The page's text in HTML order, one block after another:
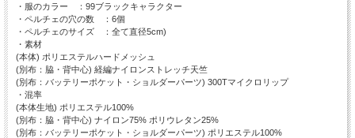
・服のカラー ：99ブラックキャラクター
・ペルチェの穴の数 ：6個
・ペルチェのサイズ ：全て直径5cm)
・素材
(本体) ポリエステルハードメッシュ
(別布：脇・背中心) 経編ナイロンストレッチ天竺
(別布：バッテリーポケット・ショルダーパーツ) 300Tマイクロリップ
・混率
(本体生地) ポリエステル100%
(別布：脇・背中心) ナイロン75% ポリウレタン25%
(別布：バッテリーポケット・ショルダーパーツ) ポリエステル100%